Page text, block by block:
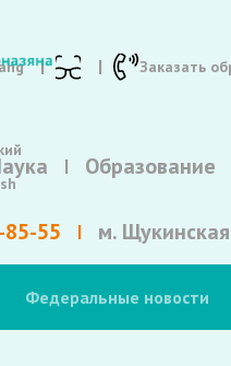
Заказать
Образование
85-55 м.
Федеральные новости